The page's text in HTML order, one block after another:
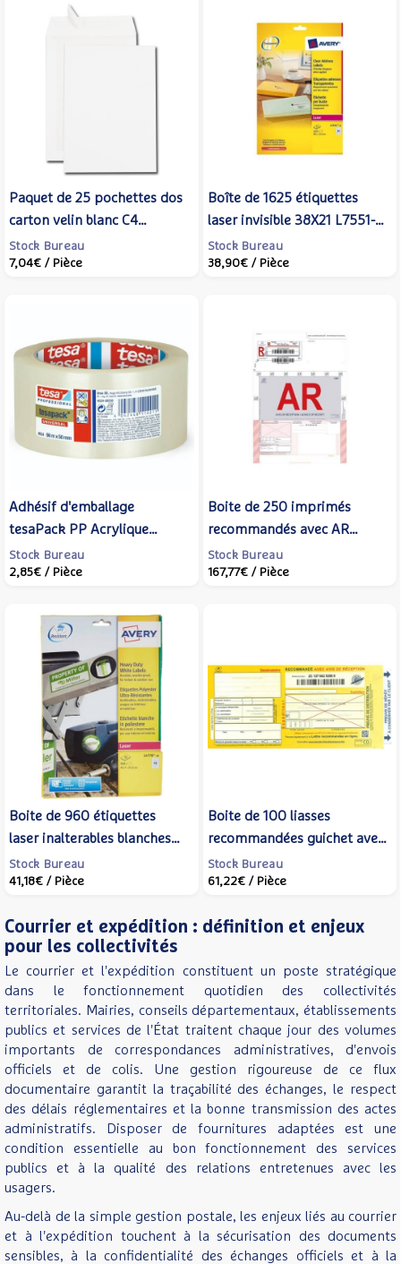
Paquet de 25 pochettes dos
carton velin blanc C4
229x324 bande de
protection - GPV
Stock Bureau
7,04€ / Pièce
Boîte de 1625 étiquettes
laser invisible 38X21 L7551-
25 - AVERY ZWECKFORM
Stock Bureau
38,90€ / Pièce
Adhésif d'emballage
tesaPack PP Acrylique
Silencieux 50 Mic 50mm x
L66 m Transparent
Stock Bureau
2,85€ / Pièce
Boite de 250 imprimés
recommandés avec AR
international A4 IB1 3263 -
TECHMAY
Stock Bureau
167,77€ / Pièce
Boite de 960 étiquettes
laser inalterables blanches
45,7x21,2mm L4778-20 -
AVERY ZWECKFORM
Stock Bureau
41,18€ / Pièce
Boite de 100 liasses
recommandées guichet avec
AR SGR2 - LA POSTE
Stock Bureau
61,22€ / Pièce
Courrier et expédition : définition et enjeux
pour les collectivités
Le courrier et l'expédition constituent un poste stratégique
dans le fonctionnement quotidien des collectivités
territoriales. Mairies, conseils départementaux, établissements
publics et services de l'État traitent chaque jour des volumes
importants de correspondances administratives, d'envois
officiels et de colis. Une gestion rigoureuse de ce flux
documentaire garantit la traçabilité des échanges, le respect
des délais réglementaires et la bonne transmission des actes
administratifs. Disposer de fournitures adaptées est une
condition essentielle au bon fonctionnement des services
publics et à la qualité des relations entretenues avec les
usagers.
Au-delà de la simple gestion postale, les enjeux liés au courrier
et à l'expédition touchent à la sécurisation des documents
sensibles, à la confidentialité des échanges officiels et à la